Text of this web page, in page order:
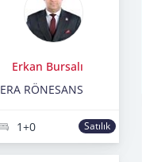
Erkan Bursalı
ERA RÖNESANS
1+0 Satılık